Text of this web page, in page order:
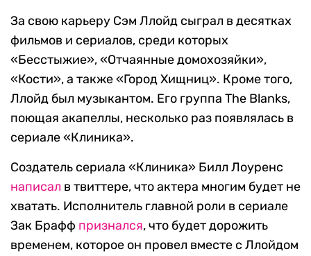
За свою карьеру Сэм Ллойд сыграл в десятках
фильмов и сериалов, среди которых
«Бесстыжие», «Отчаянные домохозяйки»,
«Кости», а также «Город Хищниц». Кроме того,
Ллойд был музыкантом. Его группа The Blanks,
поющая акапеллы, несколько раз появлялась в
сериале «Клиника».
Создатель сериала «Клиника» Билл Лоуренс
написал в твиттере, что актера многим будет не
хватать. Исполнитель главной роли в сериале
Зак Брафф признался, что будет дорожить
временем, которое он провел вместе с Ллойдом